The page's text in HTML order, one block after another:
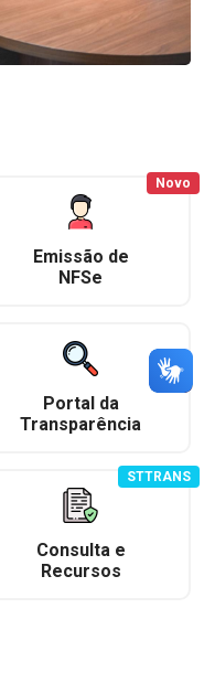
Emissão de
NFSe
Novo
Portal da
Transparência
Consulta e
Recursos
STTRANS